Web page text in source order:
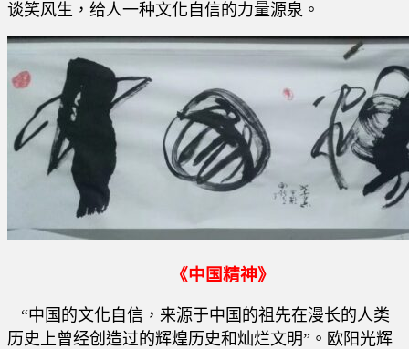
谈笑风生，给人一种文化自信的力量源泉。
《中国精神》
“中国的文化自信，来源于中国的祖先在漫长的人类
历史上曾经创造过的辉煌历史和灿烂文明”。欧阳光辉